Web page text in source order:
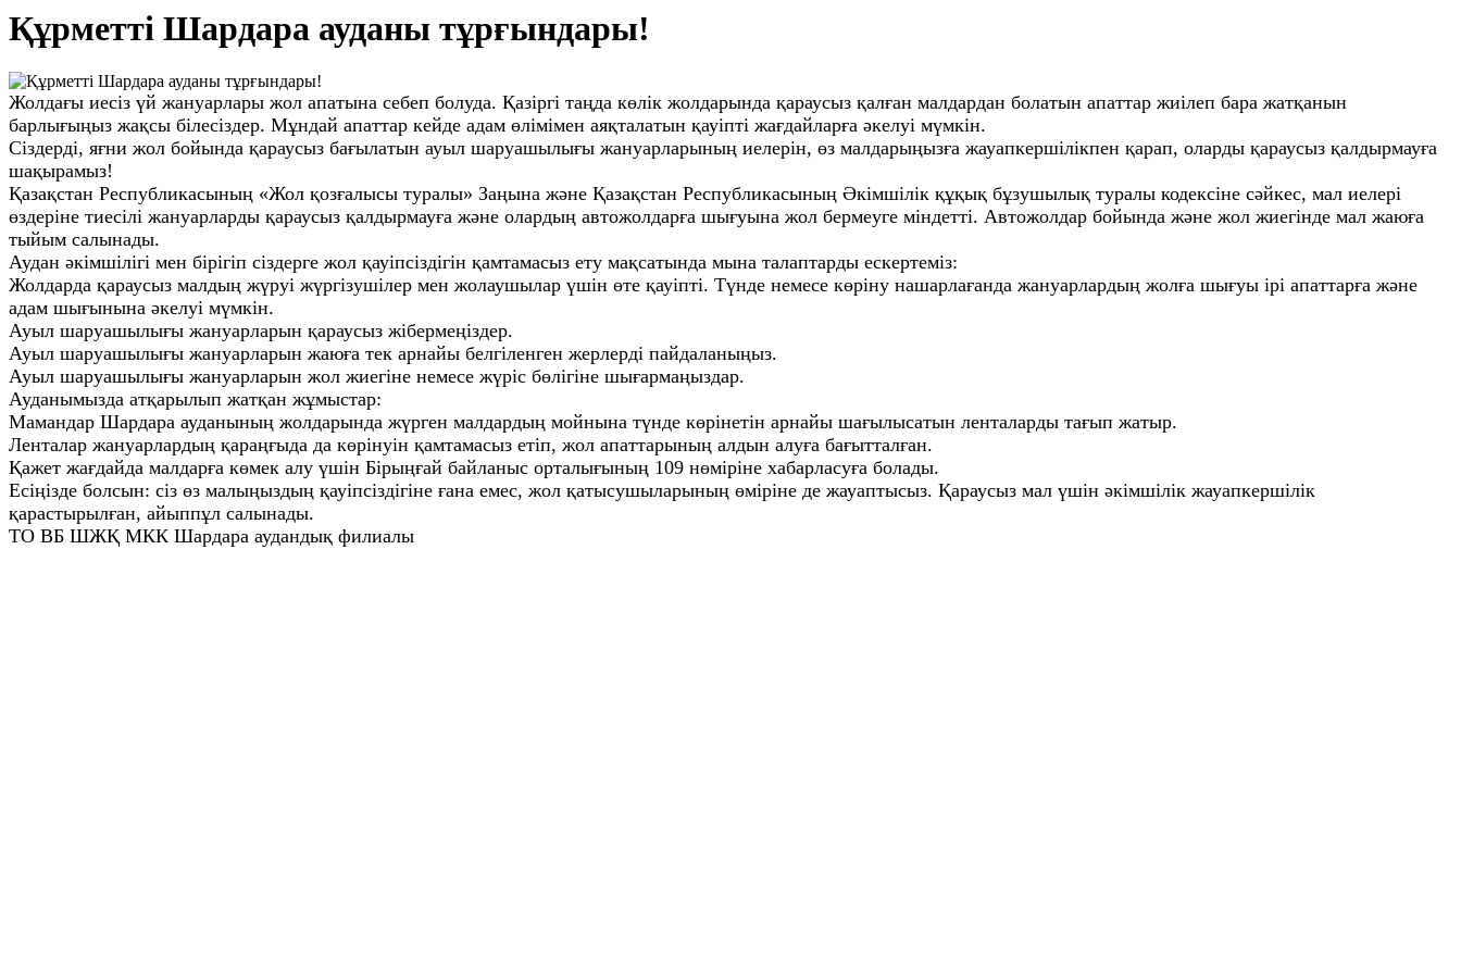
Құрметті Шардара ауданы тұрғындары!
Жолдағы иесіз үй жануарлары жол апатына себеп болуда. Қазіргі таңда көлік жолдарында қараусыз қалған малдардан болатын апаттар жиілеп бара жатқанын
барлығыңыз жақсы білесіздер. Мұндай апаттар кейде адам өлімімен аяқталатын қауіпті жағдайларға әкелуі мүмкін.
Сіздерді, яғни жол бойында қараусыз бағылатын ауыл шаруашылығы жануарларының иелерін, өз малдарыңызға жауапкершілікпен қарап, оларды қараусыз қалдырмауға
шақырамыз!
Қазақстан Республикасының «Жол қозғалысы туралы» Заңына және Қазақстан Республикасының Әкімшілік құқық бұзушылық туралы кодексіне сәйкес, мал иелері
өздеріне тиесілі жануарларды қараусыз қалдырмауға және олардың автожолдарға шығуына жол бермеуге міндетті. Автожолдар бойында және жол жиегінде мал жаюға
тыйым салынады.
Аудан әкімшілігі мен бірігіп сіздерге жол қауіпсіздігін қамтамасыз ету мақсатында мына талаптарды ескертеміз:
Жолдарда қараусыз малдың жүруі жүргізушілер мен жолаушылар үшін өте қауіпті. Түнде немесе көріну нашарлағанда жануарлардың жолға шығуы ірі апаттарға және
адам шығынына әкелуі мүмкін.
Ауыл шаруашылығы жануарларын қараусыз жібермеңіздер.
Ауыл шаруашылығы жануарларын жаюға тек арнайы белгіленген жерлерді пайдаланыңыз.
Ауыл шаруашылығы жануарларын жол жиегіне немесе жүріс бөлігіне шығармаңыздар.
Ауданымызда атқарылып жатқан жұмыстар:
Мамандар Шардара ауданының жолдарында жүрген малдардың мойнына түнде көрінетін арнайы шағылысатын ленталарды тағып жатыр.
Ленталар жануарлардың қараңғыда да көрінуін қамтамасыз етіп, жол апаттарының алдын алуға бағытталған.
Қажет жағдайда малдарға көмек алу үшін Бірыңғай байланыс орталығының 109 нөміріне хабарласуға болады.
Есіңізде болсын: сіз өз малыңыздың қауіпсіздігіне ғана емес, жол қатысушыларының өміріне де жауаптысыз. Қараусыз мал үшін әкімшілік жауапкершілік
қарастырылған, айыппұл салынады.
ТО ВБ ШЖҚ МКК Шардара аудандық филиалы